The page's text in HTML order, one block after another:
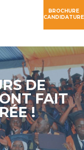
DE
FAIT
!
BROCHURE
CANDIDATURE